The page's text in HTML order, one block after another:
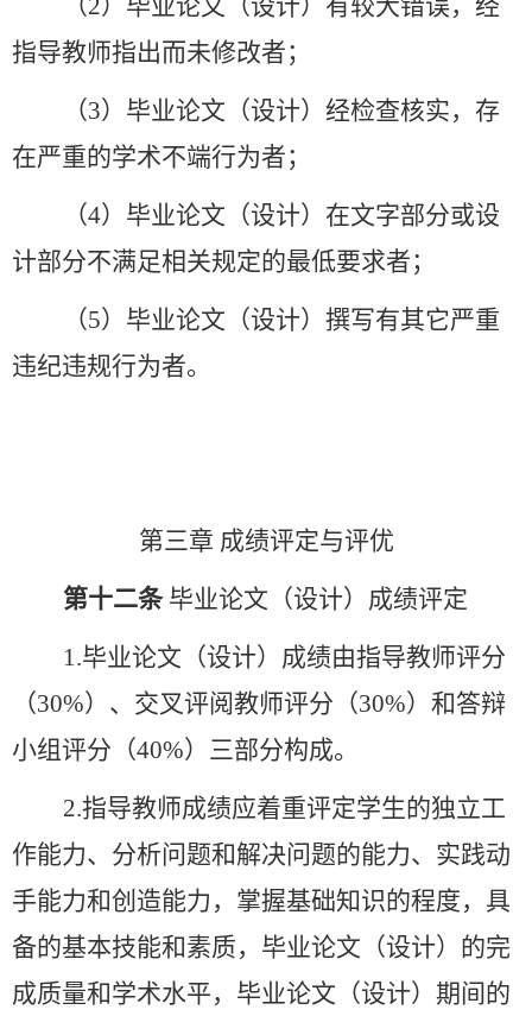
（2）毕业论文（设计）有较大错误，经
指导教师指出而未修改者；
（3）毕业论文（设计）经检查核实，存
在严重的学术不端行为者；
（4）毕业论文（设计）在文字部分或设
计部分不满足相关规定的最低要求者；
（5）毕业论文（设计）撰写有其它严重
违纪违规行为者。
第三章 成绩评定与评优
第十二条 毕业论文（设计）成绩评定
1.毕业论文（设计）成绩由指导教师评分
（30%）、交叉评阅教师评分（30%）和答辩
小组评分（40%）三部分构成。
2.指导教师成绩应着重评定学生的独立工
作能力、分析问题和解决问题的能力、实践动
手能力和创造能力，掌握基础知识的程度，具
备的基本技能和素质，毕业论文（设计）的完
成质量和学术水平，毕业论文（设计）期间的